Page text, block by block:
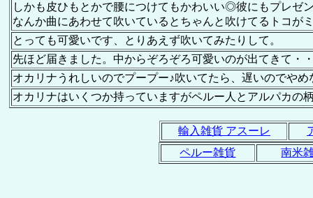
しかも皮ひもとかで腰につけてもかわいい◎彼にもプレゼ
なんか曲にあわせて吹いているとちゃんと吹けてるト
とっても可愛いです、とりあえず吹いてみたりして。
先ほど届きました。中からぞろぞろ可愛いのが出てきて・
オカリナうれしいのでプープー♪吹いてたら、遅いのでや
オカリナはいくつか持っていますがペルー人とアルパカの
輸入雑貨 アスーレ
ペルー雑貨
南米